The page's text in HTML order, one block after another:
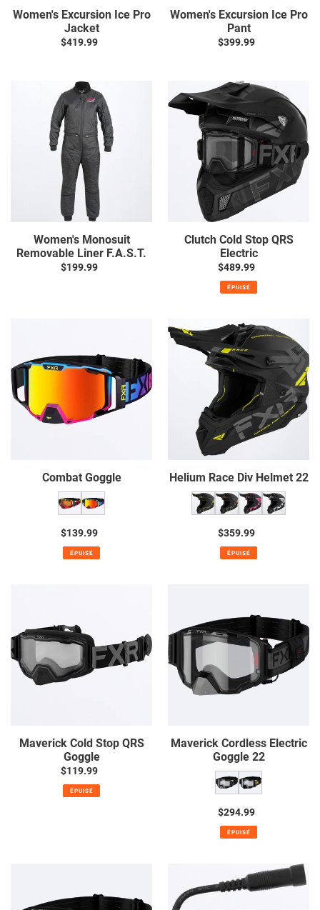
Women's Excursion Ice Pro
Jacket
Prix
$419.99
Women's Excursion Ice Pro
Pant
Prix
$399.99
Women's
Monosuit
Removable
Liner
F.A.S.T.
Women's Monosuit
Removable Liner F.A.S.T.
Prix
$199.99
Clutch
Cold
Stop
QRS
Electric
Clutch Cold Stop QRS
Electric
Prix
normal
$489.99
ÉPUISÉ
Combat Goggle
Prix
normal
$139.99
ÉPUISÉ
Helium
Race
Div
Helmet
Helium Race Div Helmet 22
Prix
normal
$359.99
ÉPUISÉ
QRS
Goggle
Maverick Cold Stop QRS
Goggle
Prix
normal
$119.99
ÉPUISÉ
Electric
Goggle
Maverick Cordless Electric
Goggle 22
Prix
normal
$294.99
ÉPUISÉ
Electric
Replacement
Battery